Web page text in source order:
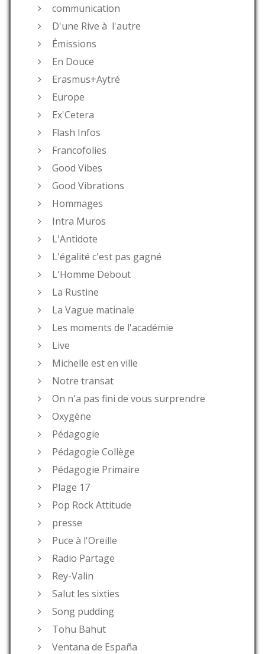
communication
D'une Rive à l'autre
Émissions
En Douce
Erasmus+Aytré
Europe
Ex'Cetera
Flash Infos
Francofolies
Good Vibes
Good Vibrations
Hommages
Intra Muros
L'Antidote
L'égalité c'est pas gagné
L'Homme Debout
La Rustine
La Vague matinale
Les moments de l'académie
Live
Michelle est en ville
Notre transat
On n'a pas fini de vous surprendre
Oxygène
Pédagogie
Pédagogie Collège
Pédagogie Primaire
Plage 17
Pop Rock Attitude
presse
Puce à l'Oreille
Radio Partage
Rey-Valin
Salut les sixties
Song pudding
Tohu Bahut
Ventana de España